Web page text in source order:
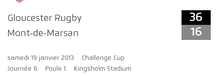
Gloucester Rugby
Mont-de-Marsan
36
16
samedi 19 janvier 2013
Challenge Cup
Journée 6
Poule 1
Kingsholm Stadium